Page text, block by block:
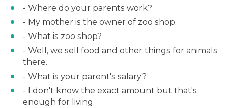
- Where do your parents work?
- My mother is the owner of zoo shop.
- What is zoo shop?
- Well, we sell food and other things for animals
there.
- What is your parent's salary?
- I don't know the exact amount but that's
enough for living.